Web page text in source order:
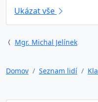
Ukázat vše
Mgr. Michal Jelínek
Domov
Seznam lidí